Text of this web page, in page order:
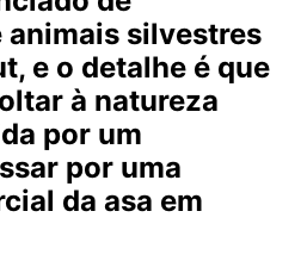
silvestres
e o detalhe é que
à natureza
por um
por uma
da asa em